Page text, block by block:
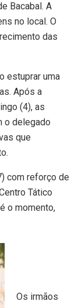
Bacabal. A
no local. O
das
estuprar uma
Após a
(4), as
o delegado
que
com reforço de
Tático
o momento,
Os irmãos